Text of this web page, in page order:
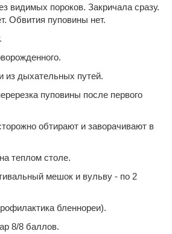
видимых пороков. Закричала сразу.
Обвития пуповины нет.
из дыхательных путей.
пуповины после первого
обтирают и заворачивают в
теплом столе.
мешок и вульву - по 2
бленнореи).
8/8 баллов.